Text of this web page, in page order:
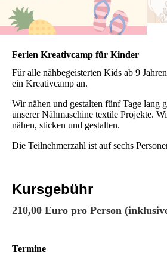
Ferien Kreativcamp für Kinder
Für alle nähbegeisterten Kids ab 9
ein Kreativcamp an.
Wir nähen und gestalten fünf Tage lang
unserer Nähmaschine textile Projekte.
nähen, sticken und gestalten.
Die Teilnehmerzahl ist auf sechs
Kursgebühr
210,00 Euro pro Person
Termine